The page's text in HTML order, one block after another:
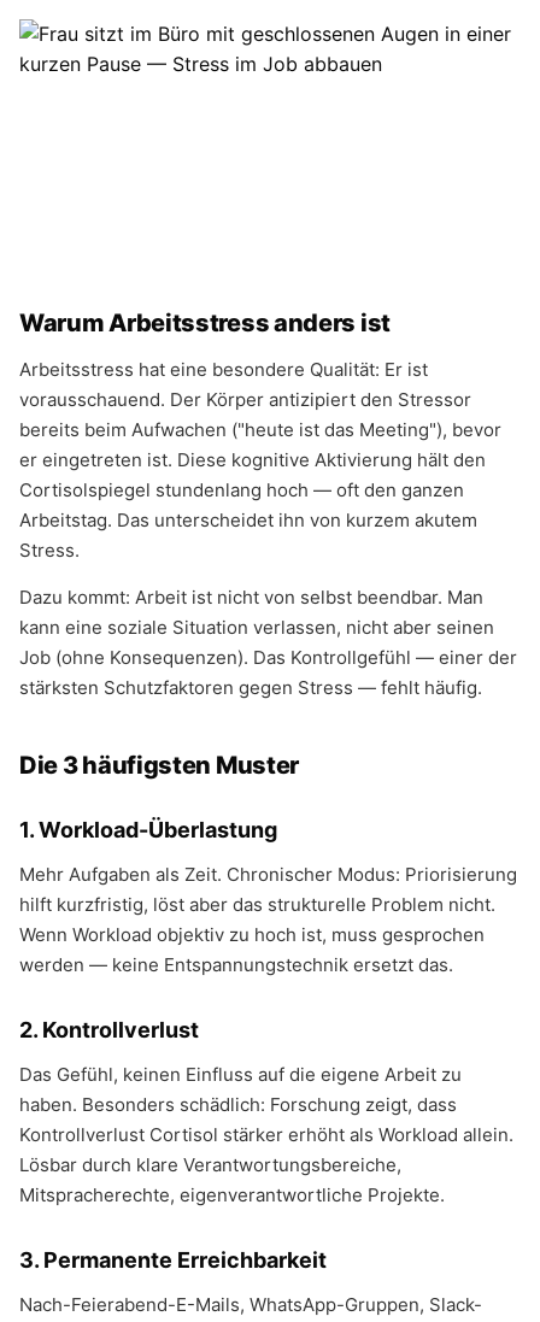
Warum Arbeitsstress anders ist
Arbeitsstress hat eine besondere Qualität: Er ist
vorausschauend. Der Körper antizipiert den Stressor
bereits beim Aufwachen ("heute ist das Meeting"), bevor
er eingetreten ist. Diese kognitive Aktivierung hält den
Cortisolspiegel stundenlang hoch — oft den ganzen
Arbeitstag. Das unterscheidet ihn von kurzem akutem
Stress.
Dazu kommt: Arbeit ist nicht von selbst beendbar. Man
kann eine soziale Situation verlassen, nicht aber seinen
Job (ohne Konsequenzen). Das Kontrollgefühl — einer der
stärksten Schutzfaktoren gegen Stress — fehlt häufig.
Die 3 häufigsten Muster
1. Workload-Überlastung
Mehr Aufgaben als Zeit. Chronischer Modus: Priorisierung
hilft kurzfristig, löst aber das strukturelle Problem nicht.
Wenn Workload objektiv zu hoch ist, muss gesprochen
werden — keine Entspannungstechnik ersetzt das.
2. Kontrollverlust
Das Gefühl, keinen Einfluss auf die eigene Arbeit zu
haben. Besonders schädlich: Forschung zeigt, dass
Kontrollverlust Cortisol stärker erhöht als Workload allein.
Lösbar durch klare Verantwortungsbereiche,
Mitspracherechte, eigenverantwortliche Projekte.
3. Permanente Erreichbarkeit
Nach-Feierabend-E-Mails, WhatsApp-Gruppen, Slack-